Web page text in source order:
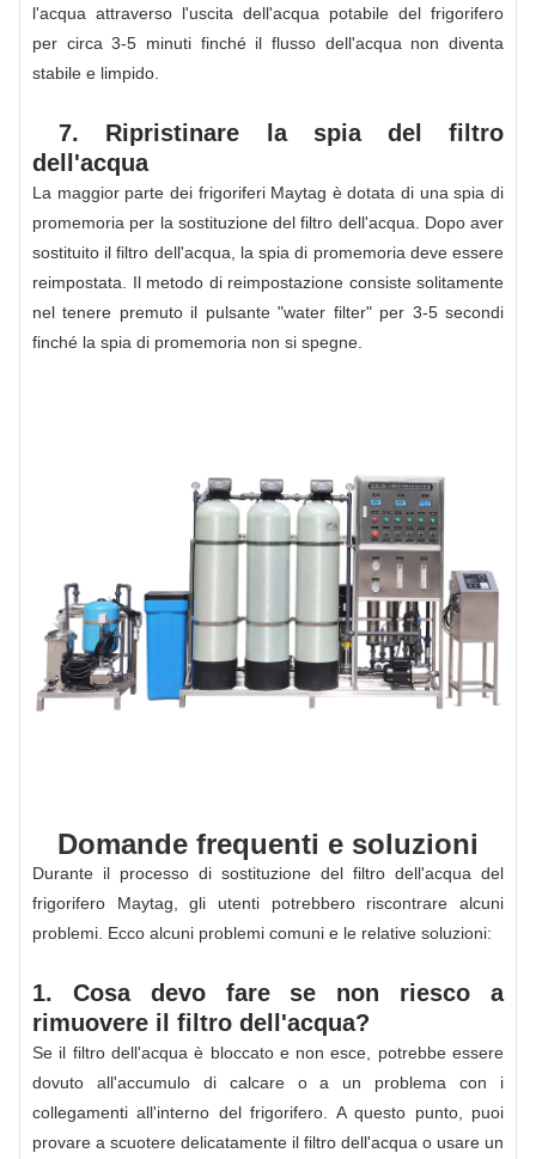
l'acqua attraverso l'uscita dell'acqua potabile del frigorifero
per circa 3-5 minuti finché il flusso dell'acqua non diventa
stabile e limpido.
7. Ripristinare la spia del filtro
dell'acqua
La maggior parte dei frigoriferi Maytag è dotata di una spia di
promemoria per la sostituzione del filtro dell'acqua. Dopo aver
sostituito il filtro dell'acqua, la spia di promemoria deve essere
reimpostata. Il metodo di reimpostazione consiste solitamente
nel tenere premuto il pulsante "water filter" per 3-5 secondi
finché la spia di promemoria non si spegne.
Domande frequenti e soluzioni
Durante il processo di sostituzione del filtro dell'acqua del
frigorifero Maytag, gli utenti potrebbero riscontrare alcuni
problemi. Ecco alcuni problemi comuni e le relative soluzioni:
1. Cosa devo fare se non riesco a
rimuovere il filtro dell'acqua?
Se il filtro dell'acqua è bloccato e non esce, potrebbe essere
dovuto all'accumulo di calcare o a un problema con i
collegamenti all'interno del frigorifero. A questo punto, puoi
provare a scuotere delicatamente il filtro dell'acqua o usare un